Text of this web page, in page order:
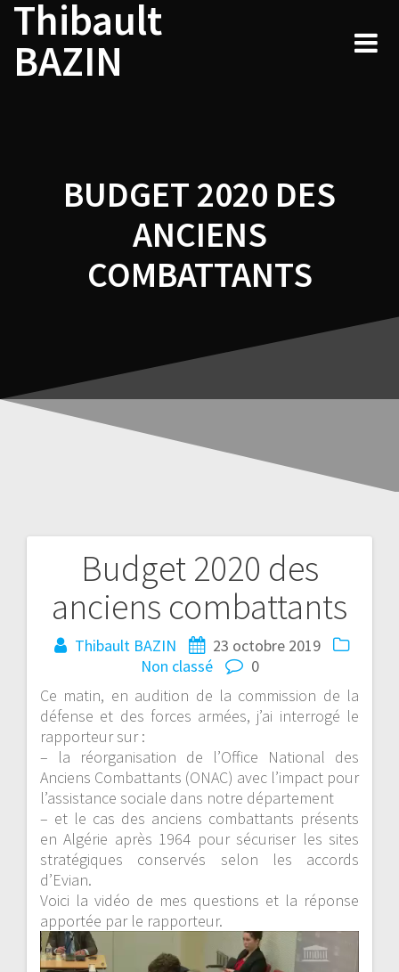
Skip
content
Thibault
BAZIN
BUDGET 2020 DES
ANCIENS
COMBATTANTS
Budget 2020 des
anciens combattants
Thibault BAZIN
23 octobre 2019
Non classé
0
Ce matin, en audition de la commission de la
défense et des forces armées, j’ai interrogé le
rapporteur sur :
– la réorganisation de l’Office National des
Anciens Combattants (ONAC) avec l’impact pour
l’assistance sociale dans notre département
– et le cas des anciens combattants présents
en Algérie après 1964 pour sécuriser les sites
stratégiques conservés selon les accords
d’Evian.
Voici la vidéo de mes questions et la réponse
apportée par le rapporteur.
Lecteur
vidéo
Navigation
de